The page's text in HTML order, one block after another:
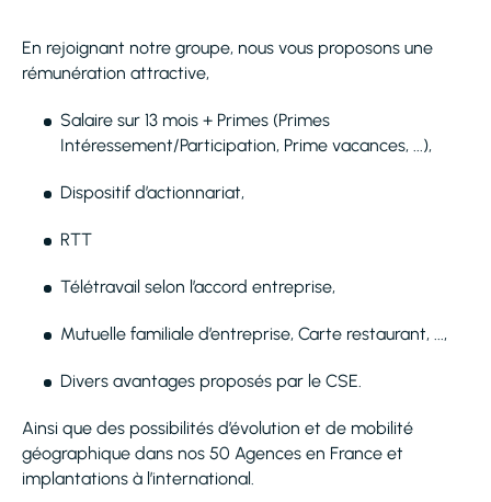
En rejoignant notre groupe, nous vous proposons une
rémunération attractive,
Salaire sur 13 mois + Primes (Primes
Intéressement/Participation, Prime vacances, ...),
Dispositif d’actionnariat,
RTT
Télétravail selon l’accord entreprise,
Mutuelle familiale d’entreprise, Carte restaurant, ...,
Divers avantages proposés par le CSE.
Ainsi que des possibilités d’évolution et de mobilité
géographique dans nos 50 Agences en France et
implantations à l’international.